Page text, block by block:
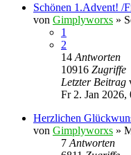
Schönen 1.Advent! /
von Gimplyworxs »
1
2
14 Antworten
10916 Zugriffe
Letzter Beitrag
Fr 2. Jan 2026,
Herzlichen
von Gimplyworxs »
7 Antworten